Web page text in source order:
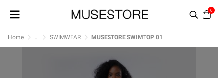
0
Home ... SWIMWEAR MUSESTORE SWIMTOP 01